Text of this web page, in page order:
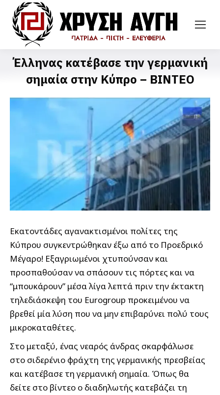
Έλληνας κατέβασε την γερμανική
σημαία στην Κύπρο – ΒΙΝΤΕΟ
Εκατοντάδες αγανακτισμένοι πολίτες της
Κύπρου συγκεντρώθηκαν έξω από το Προεδρικό
Μέγαρο! Εξαγριωμένοι χτυπούνσαν και
προσπαθούσαν να σπάσουν τις πόρτες και να
“μπουκάρουν” μέσα λίγα λεπτά πριν την έκτακτη
τηλεδιάσκεψη του Eurogroup προκειμένου να
βρεθεί μία λύση που να μην επιβαρύνει πολύ τους
μικροκαταθέτες.
Στο μεταξύ, ένας νεαρός άνδρας σκαρφάλωσε
στο σιδερένιο φράχτη της γερμανικής πρεσβείας
και κατέβασε τη γερμανική σημαία. Όπως θα
δείτε στο βίντεο o διαδηλωτής κατεβάζει τη